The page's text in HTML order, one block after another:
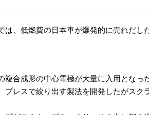
、低燃費の日本車が爆発的に売れだ
合成形の中心電極が大量に入用となっ
レスで絞り出す製法を開発したがスク